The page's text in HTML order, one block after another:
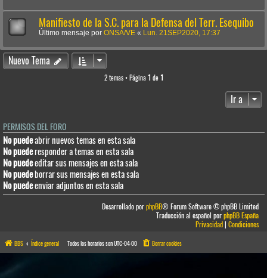
Manifiesto de la S.C. para la Defensa del Terr. Esequibo
Último mensaje por ONSA/VE « Lun. 21SEP2020, 17:37
Nuevo Tema
2 temas • Página 1 de 1
Ir a
PERMISOS DEL FORO
No puedeabrir nuevos temas en esta sala
No puederesponder a temas en esta sala
No puedeeditar sus mensajes en esta sala
No puedeborrar sus mensajes en esta sala
No puedeenviar adjuntos en esta sala
Desarrollado porphpBB® Forum Software © phpBB Limited
Traducción al español porphpBB España
Privacidad|Condiciones
BBS Índice general Todos los horarios sonUTC-04:00 Borrar cookies